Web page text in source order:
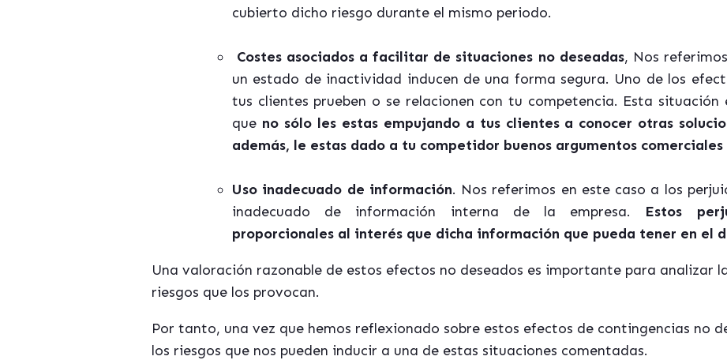
cubierto dicho riesgo durante el mismo periodo.
Costes asociados a facilitar de situaciones no deseadas, Nos
un estado de inactividad inducen de una forma segura. Uno de los
tus clientes prueben o se relacionen con tu competencia. Esta situación
que no sólo les estas empujando a tus clientes a conocer otras
además, le estas dado a tu competidor buenos argumentos
Uso inadecuado de información. Nos referimos en este caso a los
inadecuado de información interna de la empresa. Estos
proporcionales al interés que dicha información que pueda tener en el
Una valoración razonable de estos efectos no deseados es importante para analizar
riesgos que los provocan.
Por tanto, una vez que hemos reflexionado sobre estos efectos de contingencias no
los riesgos que nos pueden inducir a una de estas situaciones comentadas.